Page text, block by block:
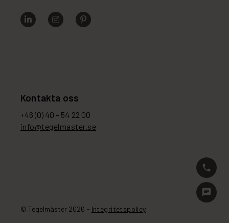
Kontakta oss
+46 (0) 40 – 54 22 00
info@tegelmaster.se
© Tegelmäster 2026 - Integritetspolicy
phone
chat